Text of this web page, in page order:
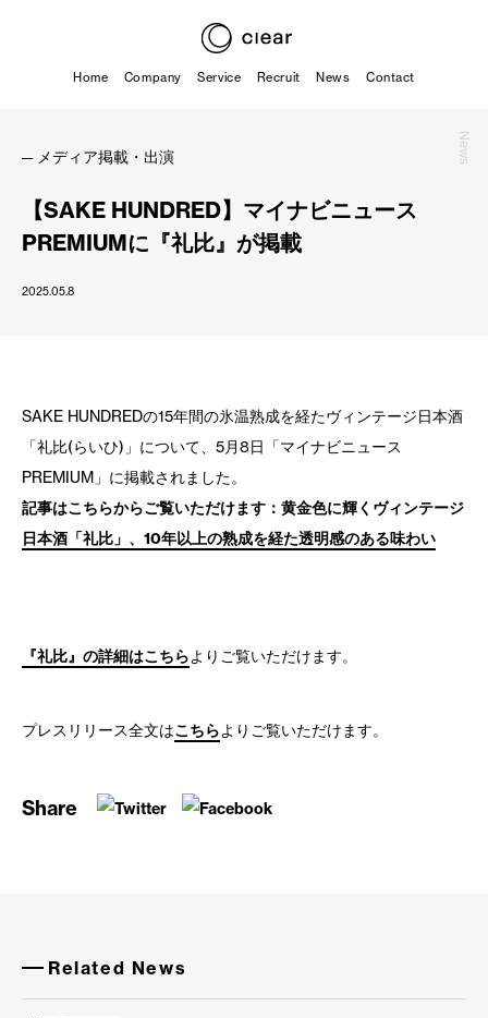
Home Company Service Recruit News Contact
News
メディア掲載・出演
【SAKE HUNDRED】マイナビニュース
PREMIUMに『礼比』が掲載
2025.05.8
SAKE HUNDREDの15年間の氷温熟成を経たヴィンテージ日本酒
「礼比(らいひ)」について、5月8日「マイナビニュース
PREMIUM」に掲載されました。
記事はこちらからご覧いただけます：黄金色に輝くヴィンテージ
日本酒「礼比」、10年以上の熟成を経た透明感のある味わい
『礼比』の詳細はこちらよりご覧いただけます。
プレスリリース全文はこちらよりご覧いただけます。
Share
Related News